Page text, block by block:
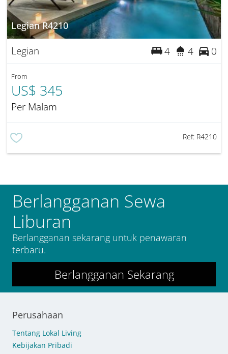
Legian R4210
Legian 4 4 0
From
US$ 345
Per Malam
Ref: R4210
Berlangganan Sewa
Liburan
Berlangganan sekarang untuk penawaran
terbaru.
Berlangganan Sekarang
Perusahaan
Tentang Lokal Living
Kebijakan Pribadi